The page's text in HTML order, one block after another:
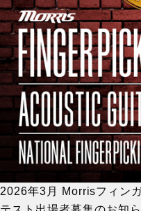
2026年3月 Morrisフィン